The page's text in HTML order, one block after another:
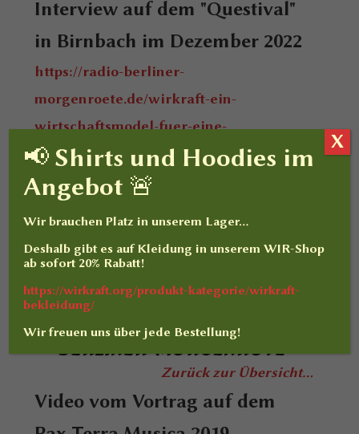
Interview auf dem "Questival"
in Birnbach im Dezember 2022
https://radio-berliner-
morgenroete.de/wirkraft-ein-
wirtschaftsmodel-fuer-eine-
menschliche-arbeitswelt/
Zurück zur Übersicht...
Video vom Vortrag auf dem
📢 Shirts und Hoodies im
Angebot 🚨
Wir brauchen Platz in unserem Lager…
Deshalb gibt es aufKleidung in unserem WIR-Shop
ab sofort 20% Rabatt!
https://wirkraft.org/produkt-kategorie/wirkraft-
bekleidung/
Wir freuen uns über jede Bestellung!
X